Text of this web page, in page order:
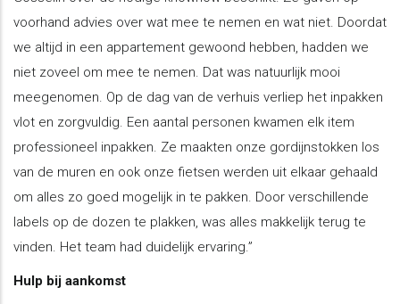
voorhand advies over wat mee te nemen en wat niet. Doordat
we altijd in een appartement gewoond hebben, hadden we
niet zoveel om mee te nemen. Dat was natuurlijk mooi
meegenomen. Op de dag van de verhuis verliep het inpakken
vlot en zorgvuldig. Een aantal personen kwamen elk item
professioneel inpakken. Ze maakten onze gordijnstokken los
van de muren en ook onze fietsen werden uit elkaar gehaald
om alles zo goed mogelijk in te pakken. Door verschillende
labels op de dozen te plakken, was alles makkelijk terug te
vinden. Het team had duidelijk ervaring.”
Hulp bij aankomst